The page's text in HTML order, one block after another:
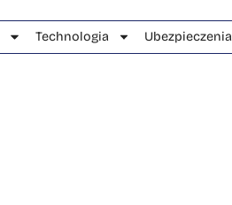
Technologia Ubezpieczenia